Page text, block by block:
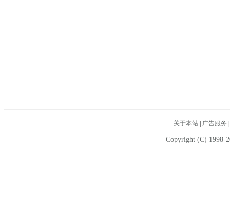
关于本站| 广告服务
Copyright (C) 1998-